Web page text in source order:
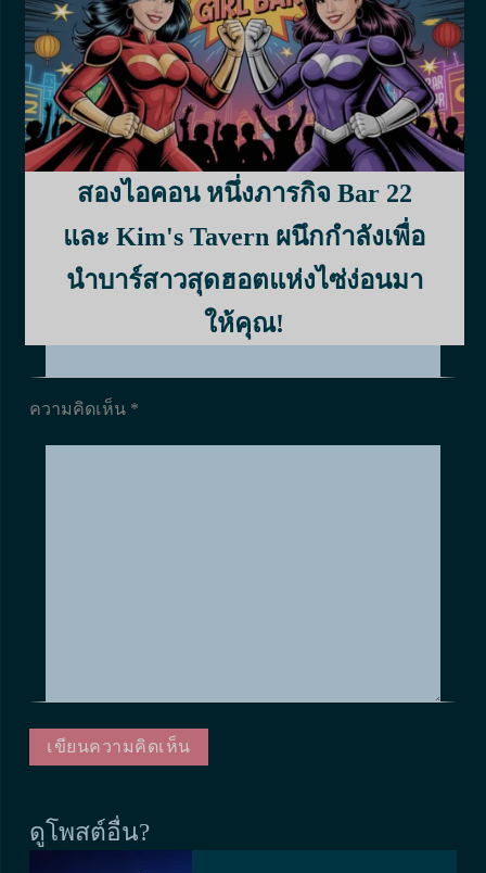
แสดงความคิดเห็นแรก
ความคิดเห็น *
ดูโพสต์อื่น?
สองไอคอน หนึ่งภารกิจ Bar 22
และ Kim's Tavern ผนึกกำลังเพื่อ
นำบาร์สาวสุดฮอตแห่งไซ่ง่อนมา
ให้คุณ!